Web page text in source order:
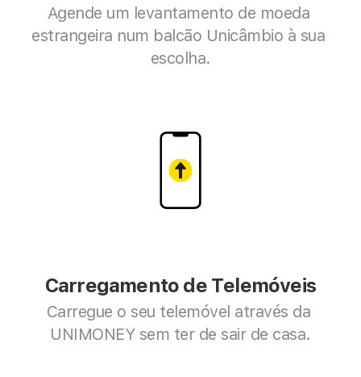
Agende um levantamento de moeda
estrangeira num balcão Unicâmbio à sua
escolha.
Carregamento de Telemóveis
Carregue o seu telemóvel através da
UNIMONEY sem ter de sair de casa.